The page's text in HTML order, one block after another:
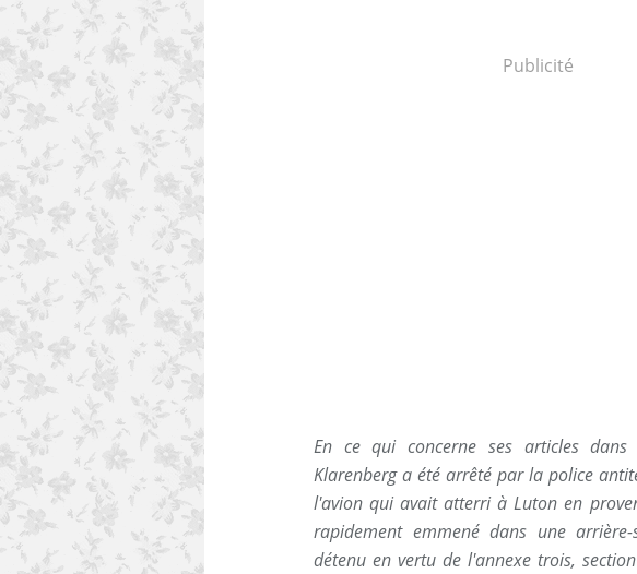
Publicité
En ce qui concerne ses articles
Klarenberg a été arrêté par la police
l'avion qui avait atterri à Luton en
rapidement emmené dans une
détenu en vertu de l'annexe trois,